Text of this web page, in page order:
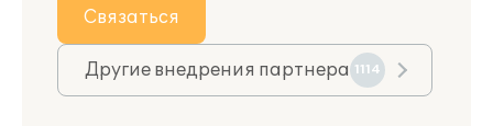
Связаться
Другие внедрения партнера 1114